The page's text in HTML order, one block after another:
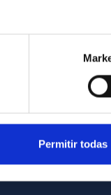
Permitir todas